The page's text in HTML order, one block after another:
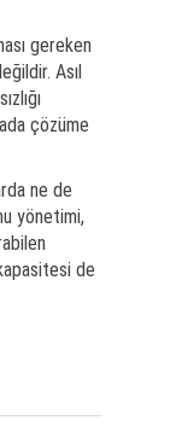
gereken
Asıl
çözüme
ne de
yönetimi,
de